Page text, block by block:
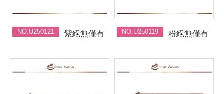
NO.U250121 紫絕無僅有 NO.U250119 粉絕無僅有